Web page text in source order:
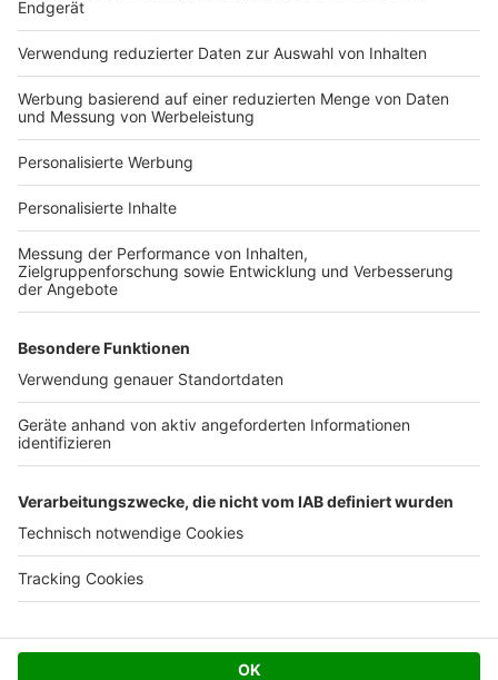
Häuser-Suche
Hausanbieter-Suche
Bauprojekt-Profil
Für Unternehmen
Ihre Baufirma auf bauen.de
Kostenloses Infogespräch